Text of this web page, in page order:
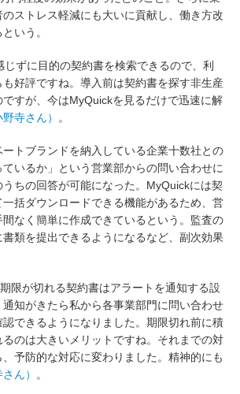
ストレス軽減にも大いに貢献し、働き方改
いう。
じずに目的の契約書を検索できるので、利
も好評ですね。導入前は契約書を探す非生産
すが、今はMyQuickを見るだけで迅速に解
野寺さん） 。
トブランドを納入している企業十数社との
いるか」という営業部からの問い合わせに
ちの回答が可能になった。MyQuickには契
括ダウンロードできる機能があるため、営
なく簡単に作成できているという。監査の
類を提出できるようになるなど、副次効果
期限が切れる契約書はアラートを通知する設
知がきたら私から各事業部門に問い合わせ
できるようになりました。期限切れ前に積
のは大きいメリットですね。それまでの対
予防的な対応に変わりました。精神的にも
ん） 。